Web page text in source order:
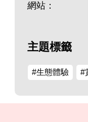
網站：
主題標籤
#生態體驗 #